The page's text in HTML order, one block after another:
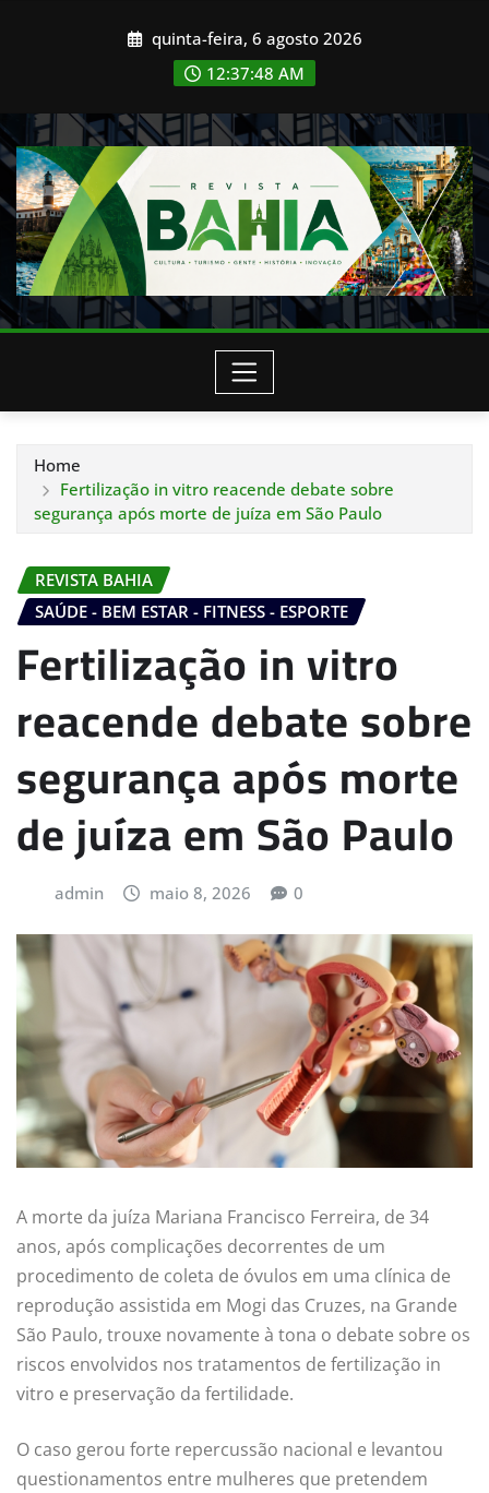
quinta-feira, 6 agosto 2026
12:37:50 AM
Home
Fertilização in vitro reacende debate sobre
segurança após morte de juíza em São Paulo
REVISTA BAHIA
SAÚDE - BEM ESTAR - FITNESS - ESPORTE
Fertilização in vitro
reacende debate sobre
segurança após morte
de juíza em São Paulo
admin maio 8, 2026 0
A morte da juíza Mariana Francisco Ferreira, de 34
anos, após complicações decorrentes de um
procedimento de coleta de óvulos em uma clínica de
reprodução assistida em Mogi das Cruzes, na Grande
São Paulo, trouxe novamente à tona o debate sobre os
riscos envolvidos nos tratamentos de fertilização in
vitro e preservação da fertilidade.
O caso gerou forte repercussão nacional e levantou
questionamentos entre mulheres que pretendem